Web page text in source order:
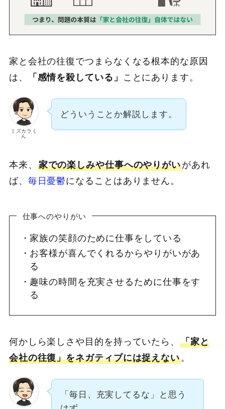
家と会社の往復でつまらなくなる根本的な原因
は、
「感情を殺している」 ことにあります。
ミズカラく
ん
どういうことか解説します。
本来、 家での楽しみや仕事へのやりがいがあれ
ば、 毎日憂鬱になることはありません。
仕事へのやりがい
家族の笑顔のために仕事をしている
お客様が喜んでくれるからやりがいがあ
る
趣味の時間を充実させるために仕事をす
る
何かしら楽しさや目的を持っていたら、「家と
会社の往復」をネガティブには捉えない。
「毎日、充実してるな」と思う